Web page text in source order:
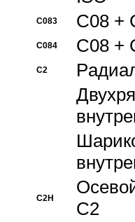
C083 C08 +
C084 C08 +
C2
C2H
C2